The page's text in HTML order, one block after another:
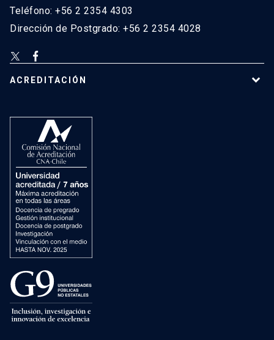
Teléfono: +56 2 2354 4303
Dirección de Postgrado: +56 2 2354 4028
ACREDITACIÓN